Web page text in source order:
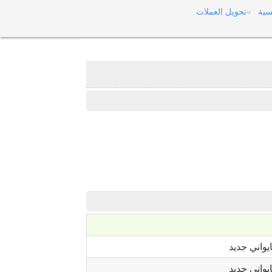
تحويل العملات
جديد
جديد